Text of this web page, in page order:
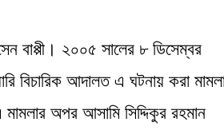
বাপ্পী। ২০০৫ সালের ৮ ডিসেম্বর
বিচারিক আদালত এ ঘটনায় করা
অপর আসামি সিদ্দিকুর রহমান